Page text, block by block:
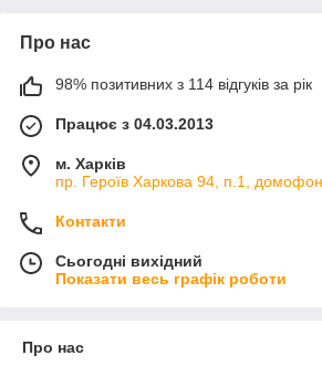
Про нас
98% позитивних з 114 відгуків за рік
Працює з 04.03.2013
м. Харків
пр. Героїв Харкова 94, п.1,
Контакти
Сьогодні вихідний
Показати весь графік роботи
Про нас